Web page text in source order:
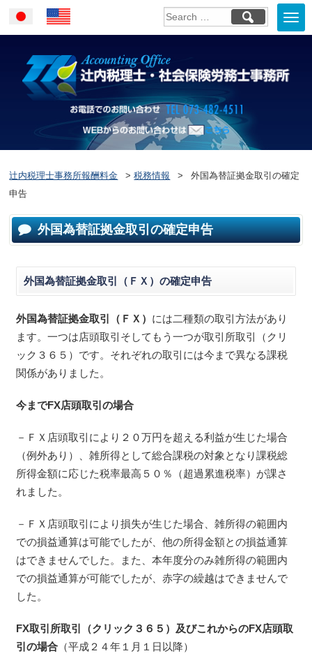
JapaneseEnglish
お電話でのお
WEBからのお問い合わせはこ
辻内税理士事務所報酬料金 >税務情報 >
外国為替証拠金取引の確定
申告
外国為替証拠金取引の確定申告
外国為替証拠金取引（ＦＸ）の確定申告
外国為替証拠金取引（ＦＸ） には二種類の取引方法があり
ます。一つは店頭取引そしてもう一つが取引所取引（クリ
ック３６５）です。それぞれの取引には今まで異なる課税
関係がありました。
今までFX店頭取引の場合
－ＦＸ店頭取引により２０万円を超える利益が生じた場合
（例外あり）、雑所得として総合課税の対象となり課税総
所得金額に応じた税率最高５０％（超過累進税率）が課さ
れました。
－ＦＸ店頭取引により損失が生じた場合、雑所得の範囲内
での損益通算は可能でしたが、他の所得金額との損益通算
はできませんでした。また、本年度分のみ雑所得の範囲内
での損益通算が可能でしたが、赤字の繰越はできませんで
した。
FX取引所取引（クリック３６５）及びこれからのFX店頭取
引の場合 （平成２４年１月１日以降）